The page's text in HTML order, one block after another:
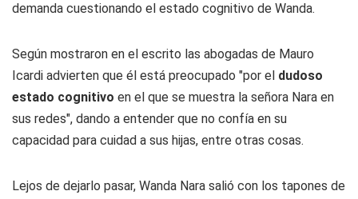
demanda cuestionando el estado cognitivo de Wanda.
Según mostraron en el escrito las abogadas de Mauro
Icardi advierten que él está preocupado "por el dudoso
estado cognitivo en el que se muestra la señora Nara en
sus redes", dando a entender que no confía en su
capacidad para cuidad a sus hijas, entre otras cosas.
Lejos de dejarlo pasar, Wanda Nara salió con los tapones de